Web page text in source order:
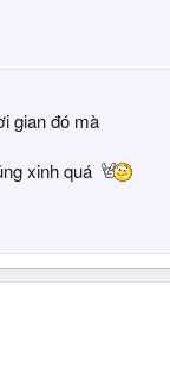
gian đó mà
xinh quá